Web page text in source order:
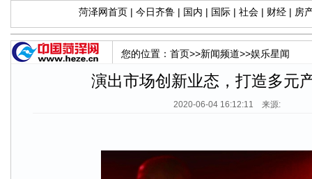
菏泽网首页 | 今日齐鲁 | 国内 | 国际 | 社会 | 财经 | 房
您的位置： 首页>>新闻频道>>娱乐星闻
演出市场创新业态，打造多元
2020-06-04 16:12:11 来源: